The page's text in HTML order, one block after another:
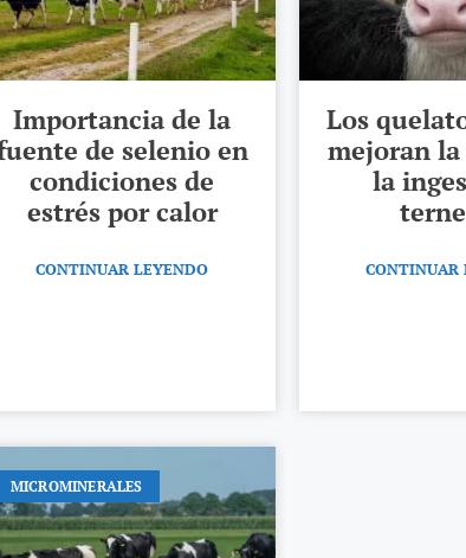
Importancia de la
de selenio en
condiciones de
estrés por calor
CONTINUAR LEYENDO
Los
mejoran
la
CONTINUAR
MICROMINERALES